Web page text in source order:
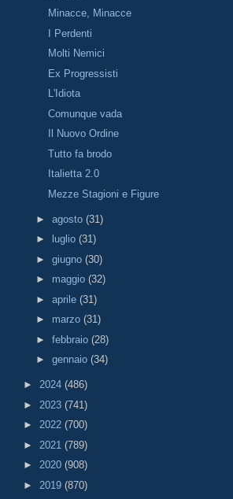
Minacce, Minacce
I Perdenti
Molti Nemici
Ex Progressisti
L'Idiota
Comunque vada
Il Nuovo Ordine
Tutto fa brodo
Italietta 2.0
Mezze Stagioni e Figure
► agosto (31)
►
luglio (31)
► giugno (30)
► maggio (32)
► aprile (31)
► marzo (31)
► febbraio (28)
► gennaio (34)
► 2024 (486)
► 2023 (741)
► 2022 (700)
► 2021 (789)
► 2020 (908)
► 2019 (870)